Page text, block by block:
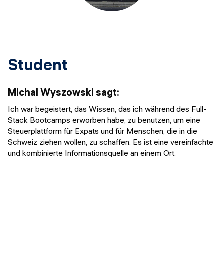
Student
Michal Wyszowski sagt:
Ich war begeistert, das Wissen, das ich während des Full-
Stack Bootcamps erworben habe, zu benutzen, um eine
Steuerplattform für Expats und für Menschen, die in die
Schweiz ziehen wollen, zu schaffen. Es ist eine vereinfachte
und kombinierte Informationsquelle an einem Ort.